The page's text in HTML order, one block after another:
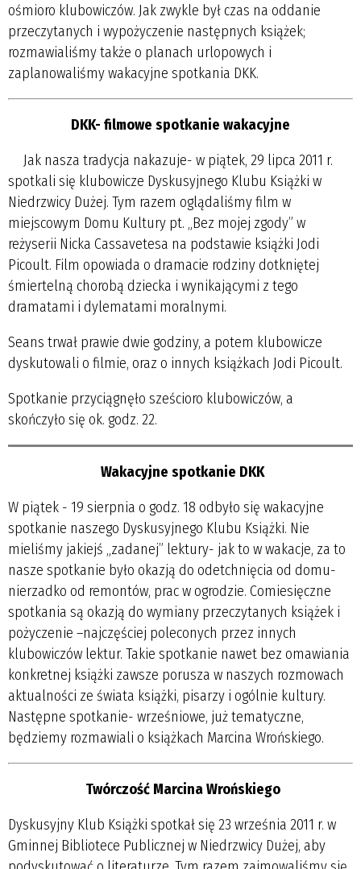
ośmioro klubowiczów. Jak zwykle był czas na oddanie
przeczytanych i wypożyczenie następnych książek;
rozmawialiśmy także o planach urlopowych i
zaplanowaliśmy wakacyjne spotkania DKK.
DKK- filmowe spotkanie wakacyjne
Jak nasza tradycja nakazuje- w piątek, 29 lipca 2011 r.
spotkali się klubowicze Dyskusyjnego Klubu Książki w
Niedrzwicy Dużej. Tym razem oglądaliśmy film w
miejscowym Domu Kultury pt. „Bez mojej zgody” w
reżyserii Nicka Cassavetesa na podstawie książki Jodi
Picoult. Film opowiada o dramacie rodziny dotkniętej
śmiertelną chorobą dziecka i wynikającymi z tego
dramatami i dylematami moralnymi.
Seans trwał prawie dwie godziny, a potem klubowicze
dyskutowali o filmie, oraz o innych książkach Jodi Picoult.
Spotkanie przyciągnęło sześcioro klubowiczów, a
skończyło się ok. godz. 22.
Wakacyjne spotkanie DKK
W piątek - 19 sierpnia o godz. 18 odbyło się wakacyjne
spotkanie naszego Dyskusyjnego Klubu Książki. Nie
mieliśmy jakiejś „zadanej” lektury- jak to w wakacje, za to
nasze spotkanie było okazją do odetchnięcia od domu-
nierzadko od remontów, prac w ogrodzie. Comiesięczne
spotkania są okazją do wymiany przeczytanych książek i
pożyczenie –najczęściej poleconych przez innych
klubowiczów lektur. Takie spotkanie nawet bez omawiania
konkretnej książki zawsze porusza w naszych rozmowach
aktualności ze świata książki, pisarzy i ogólnie kultury.
Następne spotkanie- wrześniowe, już tematyczne,
będziemy rozmawiali o książkach Marcina Wrońskiego.
Twórczość Marcina Wrońskiego
Dyskusyjny Klub Książki spotkał się 23 września 2011 r. w
Gminnej Bibliotece Publicznej w Niedrzwicy Dużej, aby